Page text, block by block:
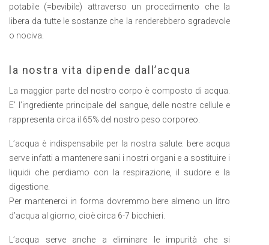
potabile (=bevibile) attraverso un procedimento che la
libera da tutte le sostanze che la renderebbero sgradevole
o nociva.
la nostra vita dipende dall’acqua
La maggior parte del nostro corpo è composto di acqua.
E’ l’ingrediente principale del sangue, delle nostre cellule e
rappresenta circa il 65% del nostro peso corporeo.
L’acqua è indispensabile per la nostra salute: bere acqua
serve infatti a mantenere sani i nostri organi e a sostituire i
liquidi che perdiamo con la respirazione, il sudore e la
digestione.
Per mantenerci in forma dovremmo bere almeno un litro
d’acqua al giorno, cioè circa 6-7 bicchieri.
L’acqua serve anche a eliminare le impurità che si